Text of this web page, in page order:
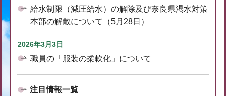
給水制限（減圧給水）の解除及び奈良県渇水対策
本部の解散について（5月28日）
2026年3月3日
職員の「服装の柔軟化」について
注目情報一覧